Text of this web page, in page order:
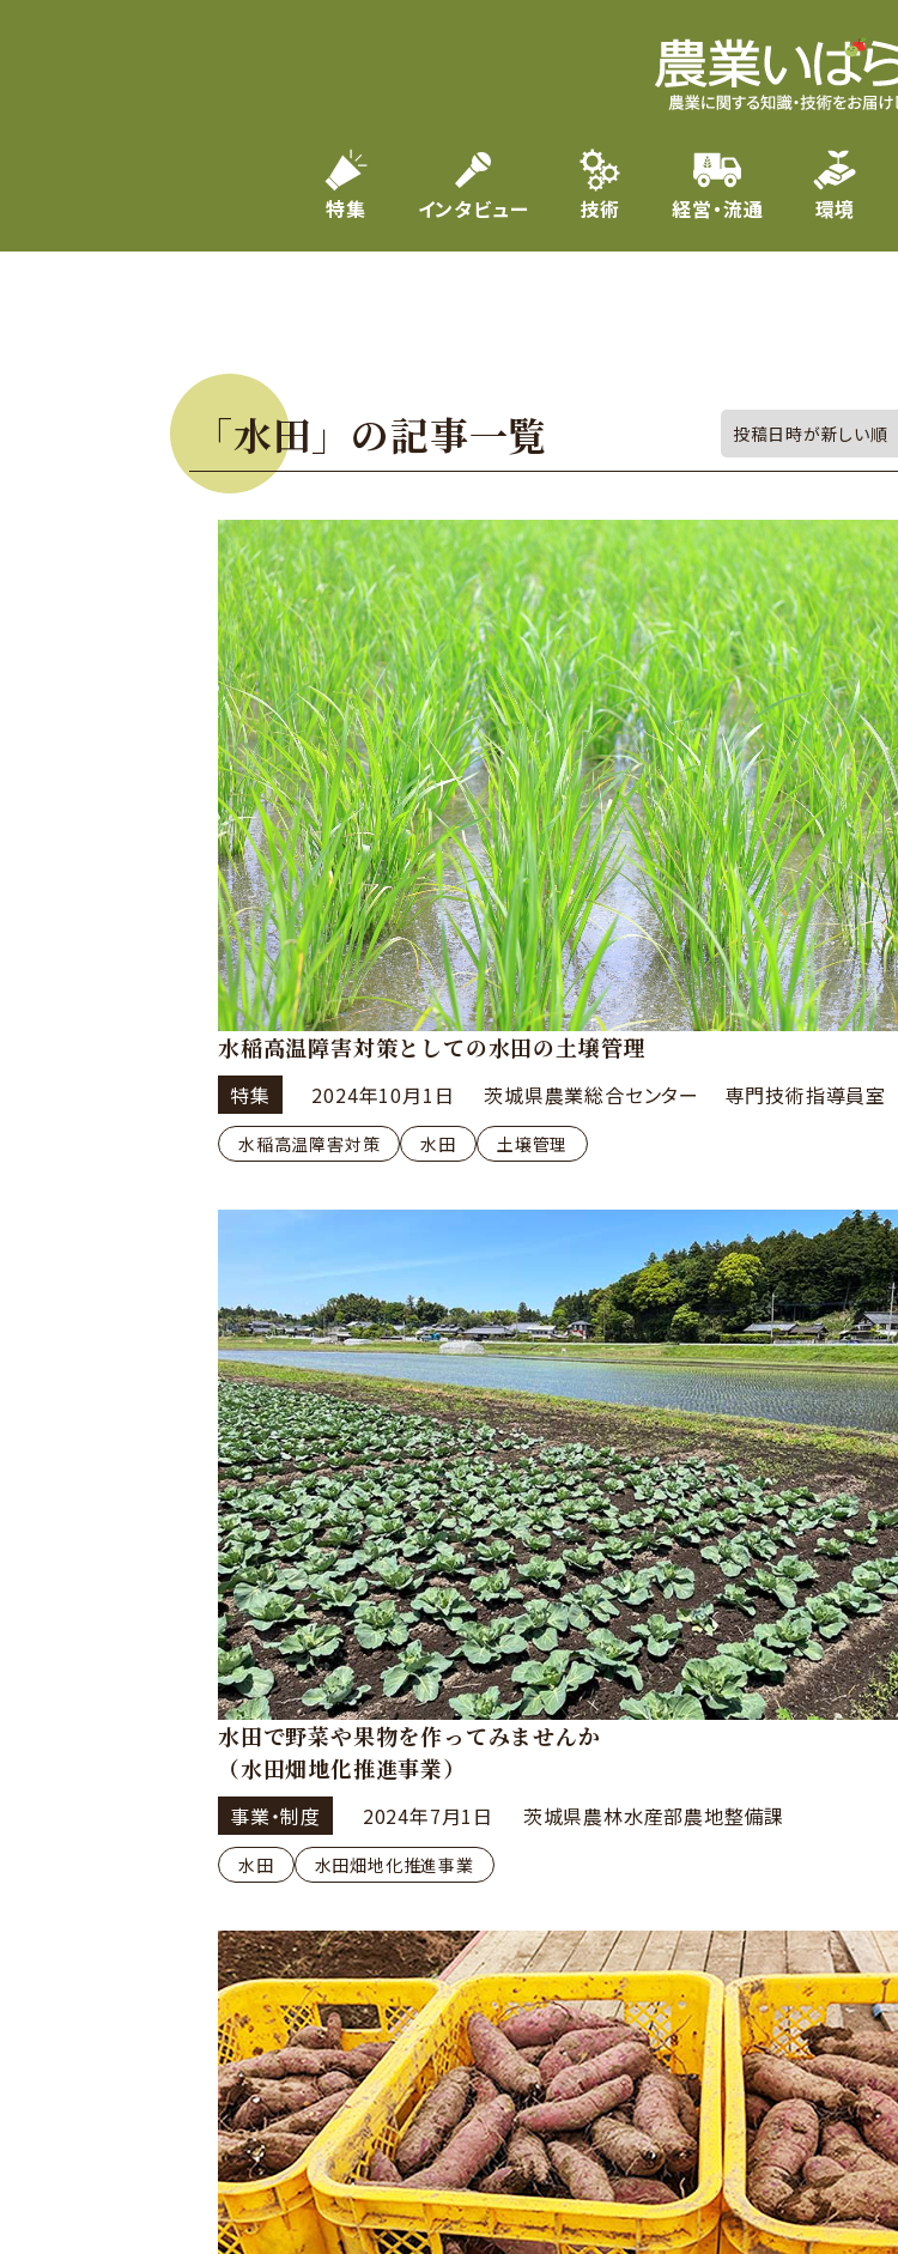
特集 インタビュー 技術 経営・流通 環境
「水田」の記事一覧
水稲高温障害対策としての水田の土壌管理
特集 2024年10月1日 茨城県農業総合センター 専門技術指導員室
水稲高温障害対策 水田 土壌管理
水田で野菜や果物を作ってみませんか
（水田畑地化推進事業）
事業・制度 2024年7月1日 茨城県農林水産部農地整備課
水田 水田畑地化推進事業